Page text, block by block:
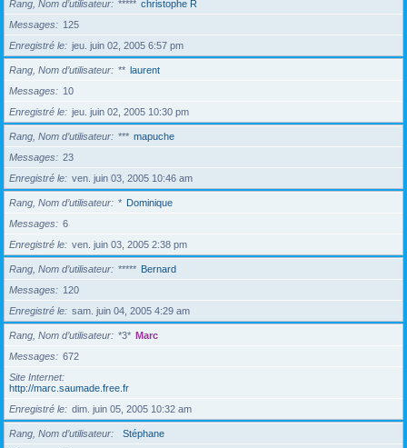
Rang, Nom d’utilisateur ***** christophe R
Messages
125
Enregistré le
jeu. juin 02, 2005 6:57 pm
Rang, Nom d’utilisateur ** laurent
Messages
10
Enregistré le
jeu. juin 02, 2005 10:30 pm
Rang, Nom d’utilisateur *** mapuche
Messages
23
Enregistré le
ven. juin 03, 2005 10:46 am
Rang, Nom d’utilisateur * Dominique
Messages
6
Enregistré le
ven. juin 03, 2005 2:38 pm
Rang, Nom d’utilisateur ***** Bernard
Messages
120
Enregistré le
sam. juin 04, 2005 4:29 am
Rang, Nom d’utilisateur *3* Marc
Messages
672
Site Internet
http://marc.saumade.free.fr
Enregistré le
dim. juin 05, 2005 10:32 am
Rang, Nom d’utilisateur
Stéphane